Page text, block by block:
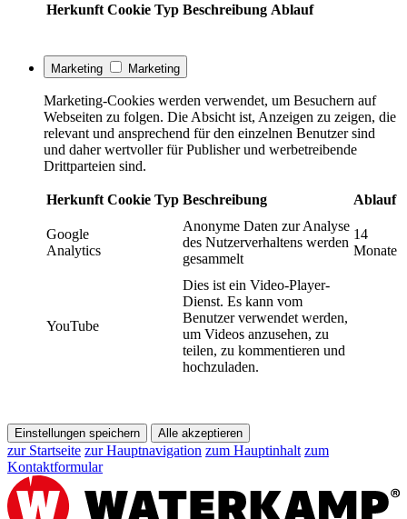
Herkunft Cookie Typ Beschreibung Ablauf
Marketing Marketing
Marketing-Cookies werden verwendet, um Besuchern auf
Webseiten zu folgen. Die Absicht ist, Anzeigen zu zeigen, die
relevant und ansprechend für den einzelnen Benutzer sind
und daher wertvoller für Publisher und werbetreibende
Drittparteien sind.
Herkunft Cookie Typ Beschreibung Ablauf
Google
Analytics
Anonyme Daten zur Analyse
des Nutzerverhaltens werden
gesammelt
14
Monate
YouTube
Dies ist ein Video-Player-
Dienst. Es kann vom
Benutzer verwendet werden,
um Videos anzusehen, zu
teilen, zu kommentieren und
hochzuladen.
Einstellungen speichern Alle akzeptieren
zur Startseite zur Hauptnavigation zum Hauptinhalt zum
Kontaktformular